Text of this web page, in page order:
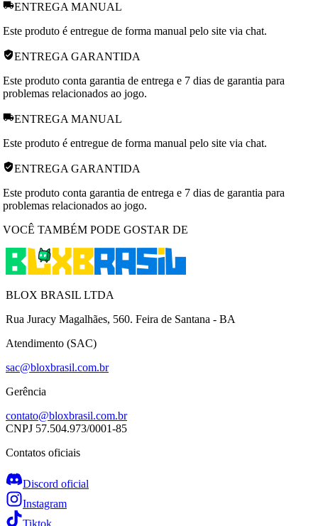
ENTREGA MANUAL
Este produto é entregue de forma manual pelo site via chat.
ENTREGA GARANTIDA
Este produto conta garantia de entrega e 7 dias de garantia para
problemas relacionados ao jogo.
ENTREGA MANUAL
Este produto é entregue de forma manual pelo site via chat.
ENTREGA GARANTIDA
Este produto conta garantia de entrega e 7 dias de garantia para
problemas relacionados ao jogo.
VOCÊ TAMBÉM PODE GOSTAR DE
BLOX BRASIL LTDA
Rua Juracy Magalhães, 560. Feira de Santana - BA
Atendimento (SAC)
sac@bloxbrasil.com.br
Gerência
contato@bloxbrasil.com.br
CNPJ 57.504.973/0001-85
Contatos oficiais
Discord oficial
Instagram